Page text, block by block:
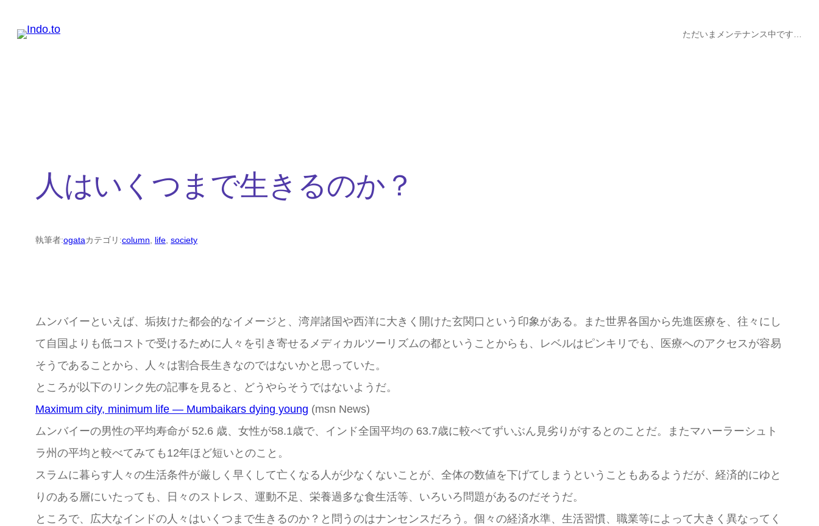
ただいまメンテナンス中です…
人はいくつまで生きるのか？
執筆者:ogataカテゴリ:column, life, society
ムンバイーといえば、垢抜けた都会的なイメージと、湾岸諸国や西洋に大きく開けた玄関口という印象がある。また世界各国から先進医療を、往々にし
て自国よりも低コストで受けるために人々を引き寄せるメディカルツーリズムの都ということからも、レベルはピンキリでも、医療へのアクセスが容易
そうであることから、人々は割合長生きなのではないかと思っていた。
ところが以下のリンク先の記事を見ると、どうやらそうではないようだ。
Maximum city, minimum life — Mumbaikars dying young (msn News)
ムンバイーの男性の平均寿命が 52.6 歳、女性が58.1歳で、インド全国平均の 63.7歳に較べてずいぶん見劣りがするとのことだ。またマハーラーシュト
ラ州の平均と較べてみても12年ほど短いとのこと。
スラムに暮らす人々の生活条件が厳しく早くして亡くなる人が少なくないことが、全体の数値を下げてしまうということもあるようだが、経済的にゆと
りのある層にいたっても、日々のストレス、運動不足、栄養過多な食生活等、いろいろ問題があるのだそうだ。
ところで、広大なインドの人々はいくつまで生きるのか？と問うのはナンセンスだろう。個々の経済水準、生活習慣、職業等によって大きく異なってく